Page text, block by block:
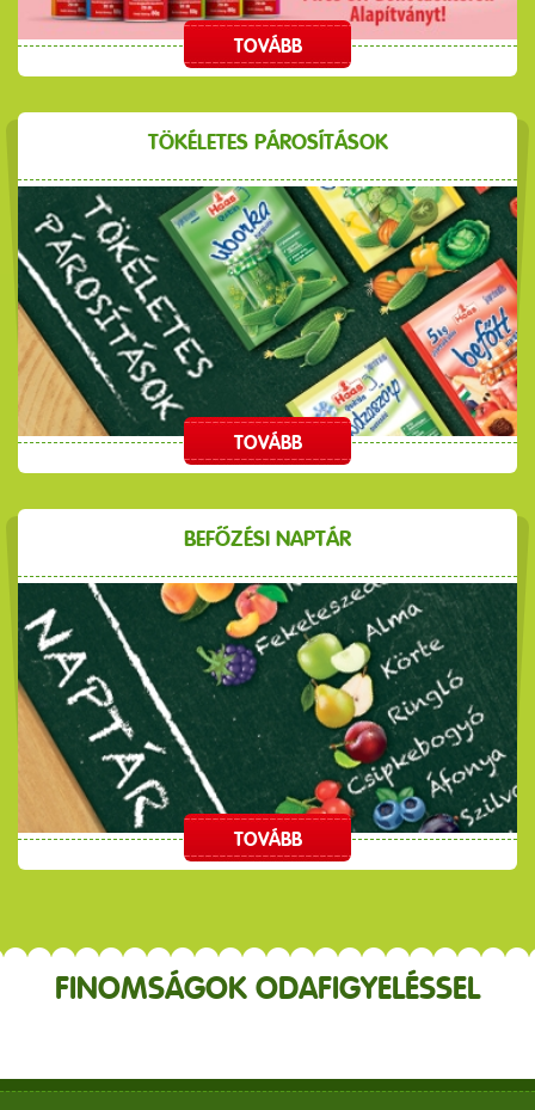
TOVÁBB
TÖKÉLETES PÁROSÍTÁSOK
TOVÁBB
BEFŐZÉSI NAPTÁR
TOVÁBB
FINOMSÁGOK ODAFIGYELÉSSEL